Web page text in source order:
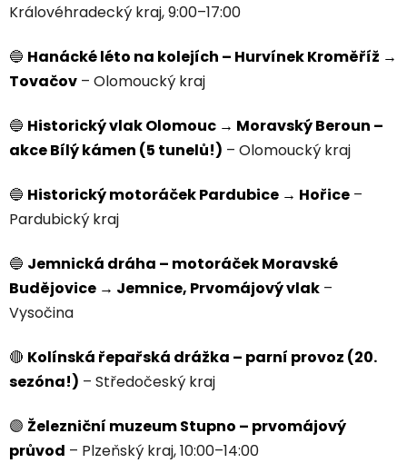
Královéhradecký kraj, 9:00–17:00
🔵 Hanácké léto na kolejích – Hurvínek Kroměříž →
Tovačov – Olomoucký kraj
🔵 Historický vlak Olomouc → Moravský Beroun –
akce Bílý kámen (5 tunelů!) – Olomoucký kraj
🔵 Historický motoráček Pardubice → Hořice –
Pardubický kraj
🔵 Jemnická dráha – motoráček Moravské
Budějovice → Jemnice, Prvomájový vlak –
Vysočina
🔴 Kolínská řepařská drážka – parní provoz (20.
sezóna!) – Středočeský kraj
🟣 Železniční muzeum Stupno – prvomájový
průvod – Plzeňský kraj, 10:00–14:00